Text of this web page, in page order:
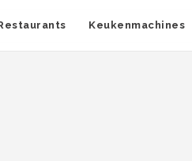
Keukenmachines